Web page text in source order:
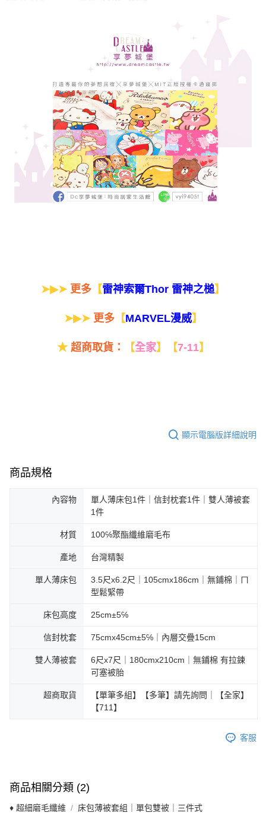
➤▶➤ 更多 【雷神索爾Thor 雷神之槌】
➤▶➤ 更多【MARVEL漫威】
★ 超商取貨： 【全家】 【7-11】
顯示電腦版詳細說明
商品規格
內容物
單人薄床包1件｜信封枕套1件｜雙人薄被套
1件
材質 100℅聚酯纖維磨毛布
產地 台灣精製
單人薄床包
3.5尺x6.2尺｜105cmx186cm｜無鋪棉｜ㄇ
型鬆緊帶
床包高度 25cm±5℅
信封枕套 75cmx45cm±5℅｜內層交疊15cm
雙人薄被套
6尺x7尺｜180cmx210cm｜無鋪棉 有拉鍊
可塞被胎
超商取貨
【單筆多組】【多筆】請先詢問｜【全家】
【711】
客服
商品相關分類 (2)
♦ 超細磨毛纖維 床包薄被套組｜單包雙被｜三件式